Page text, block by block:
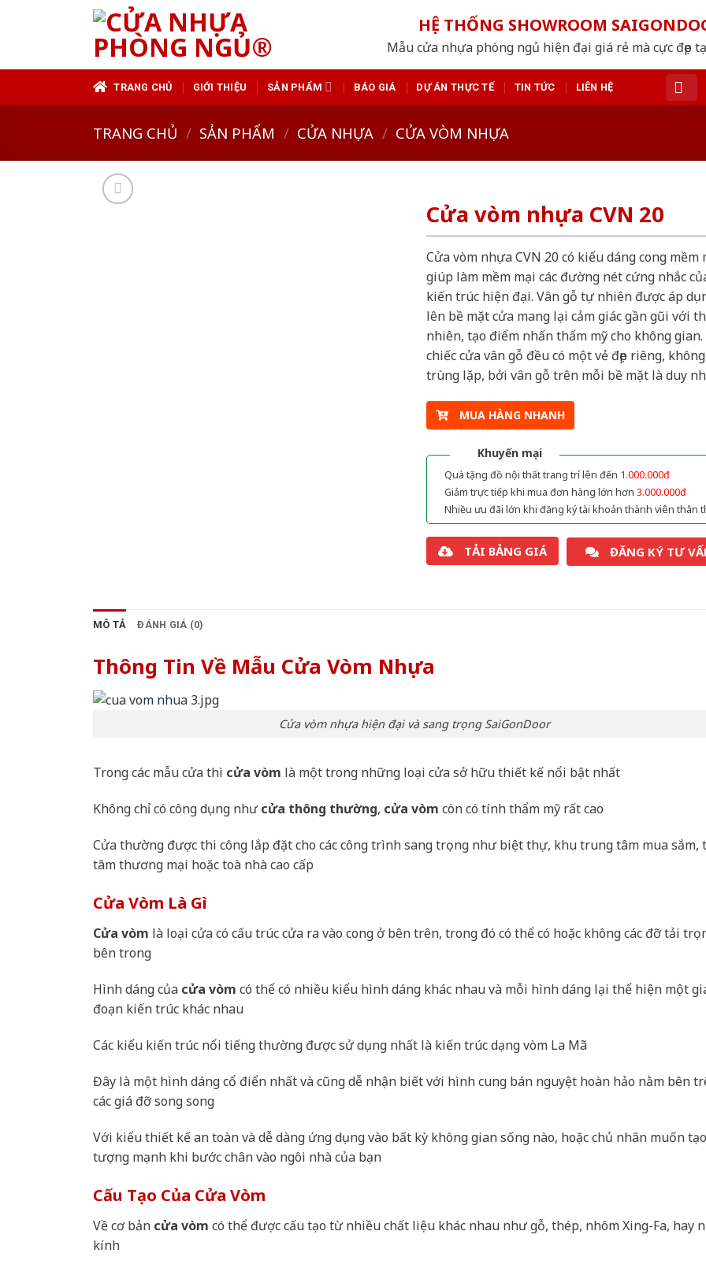
HỆ THỐNG SHOWROOM
Mẫu cửa nhựa phòng ngủ hiện đại giá rẻ mà cực đẹp
TRANG CHỦ GIỚI THIỆU SẢN PHẨM BÁO GIÁ DỰ ÁN THỰC TẾ TIN TỨC LIÊN HỆ
TRANG CHỦ / SẢN PHẨM / CỬA NHỰA / CỬA VÒM NHỰA
Cửa vòm nhựa CVN 20
Cửa vòm nhựa CVN 20 có kiểu dáng cong mềm
giúp làm mềm mại các đường nét cứng nhắc
kiến trúc hiện đại. Vân gỗ tự nhiên được áp
lên bề mặt cửa mang lại cảm giác gần gũi với
nhiên, tạo điểm nhấn thẩm mỹ cho không
chiếc cửa vân gỗ đều có một vẻ đẹp riêng, không
trùng lặp, bởi vân gỗ trên mỗi bề mặt là duy
MUA HÀNG NHANH
Khuyến mại
Quà tặng đồ nội thất trang trí lên đến 1.000.000đ
Giảm trực tiếp khi mua đơn hàng lớn hơn 3.000.000đ
Nhiều ưu đãi lớn khi đăng ký tài khoản thành viên thân
TẢI BẢNG GIÁ ĐĂNG KÝ TƯ
MÔ TẢ ĐÁNH GIÁ (0)
Thông Tin Về Mẫu Cửa Vòm Nhựa
Cửa vòm nhựa hiện đại và sang trọng SaiGonDoor
Trong các mẫu cửa thì cửa vòm là một trong những loại cửa sở hữu thiết kế nổi bật nhất
Không chỉ có công dụng nhưcửa thông thường, cửa vòm còn có tính thẩm mỹ rất cao
Cửa thường được thi công lắp đặt cho các công trình sang trọng như biệt thự, khu trung tâm mua sắm,
tâm thương mại hoặc toà nhà cao cấp
Cửa Vòm Là Gì
Cửa vòm là loại cửa có cấu trúc cửa ra vào cong ở bên trên, trong đó có thể có hoặc không các đỡ tải
bên trong
Hình dáng của cửa vòm có thể có nhiều kiểu hình dáng khác nhau và mỗi hình dáng lại thể hiện một
đoạn kiến trúc khác nhau
Các kiểu kiến trúc nổi tiếng thường được sử dụng nhất là kiến trúc dạng vòm La Mã
Đây là một hình dáng cổ điển nhất và cũng dễ nhận biết với hình cung bán nguyệt hoàn hảo nằm bên
các giá đỡ song song
Với kiểu thiết kế an toàn và dễ dàng ứng dụng vào bất kỳ không gian sống nào, hoặc chủ nhân muốn
tượng mạnh khi bước chân vào ngôi nhà của bạn
Cấu Tạo Của Cửa Vòm
Về cơ bản cửa vòm có thể được cấu tạo từ nhiều chất liệu khác nhau như gỗ, thép, nhôm Xing-Fa, hay
kính